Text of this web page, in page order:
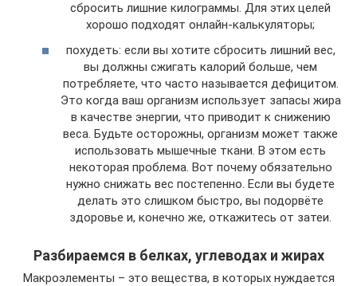
сбросить лишние килограммы. Для этих целей
хорошо подходят онлайн-калькуляторы;
похудеть: если вы хотите сбросить лишний вес,
вы должны сжигать калорий больше, чем
потребляете, что часто называется дефицитом.
Это когда ваш организм использует запасы жира
в качестве энергии, что приводит к снижению
веса. Будьте осторожны, организм может также
использовать мышечные ткани. В этом есть
некоторая проблема. Вот почему обязательно
нужно снижать вес постепенно. Если вы будете
делать это слишком быстро, вы подорвёте
здоровье и, конечно же, откажитесь от затеи.
Разбираемся в белках, углеводах и жирах
Макроэлементы – это вещества, в которых нуждается